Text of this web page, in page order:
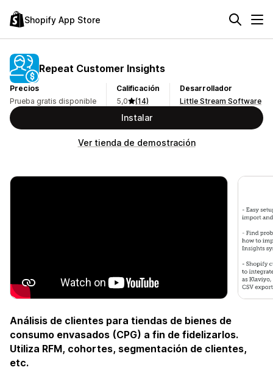
Shopify App Store
Repeat Customer Insights
Precios
Prueba gratis disponible
Calificación
5,0
(14)
Desarrollador
Little Stream Software
Instalar
Ver tienda de demostración
Análisis de clientes para tiendas de bienes de
consumo envasados (CPG) a fin de fidelizarlos.
Utiliza RFM, cohortes, segmentación de clientes,
etc.